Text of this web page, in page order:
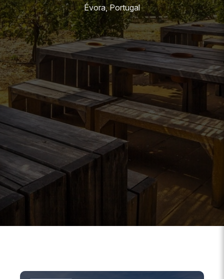
Évora, Portugal